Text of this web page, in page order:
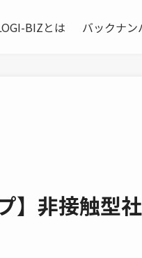
BIZとは バックナン
】非接触型